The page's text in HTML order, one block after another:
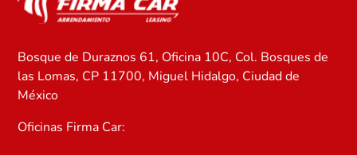
Bosque de Duraznos 61, Oficina 10C, Col. Bosques de
las Lomas, CP 11700, Miguel Hidalgo, Ciudad de
México
Oficinas Firma Car: